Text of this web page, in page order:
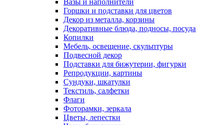
Вазы и наполнители
Горшки и подставки для цветов
Декор из металла, корзины
Декоративные блюда, подносы, посуда
Копилки
Мебель, освещение, скульптуры
Подвесной декор
Подставки для бижутерии, фигурки
Репродукции, картины
Сундуки, шкатулки
Текстиль, салфетки
Флаги
Фоторамки, зеркала
Цветы, лепестки